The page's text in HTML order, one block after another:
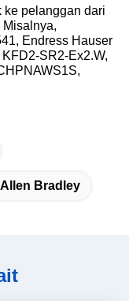
ke pelanggan dari
Endress Hauser​
SR2-Ex2.W,
Allen Bradley